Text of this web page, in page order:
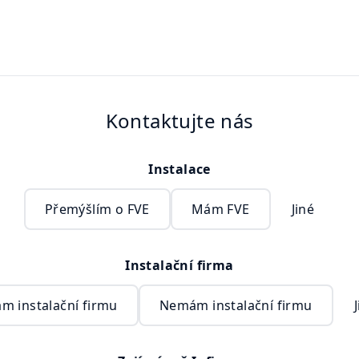
Kontaktujte nás
Instalace
Přemýšlím o FVE Mám FVE Jiné
Instalační firma
instalační firmu Nemám instalační firmu